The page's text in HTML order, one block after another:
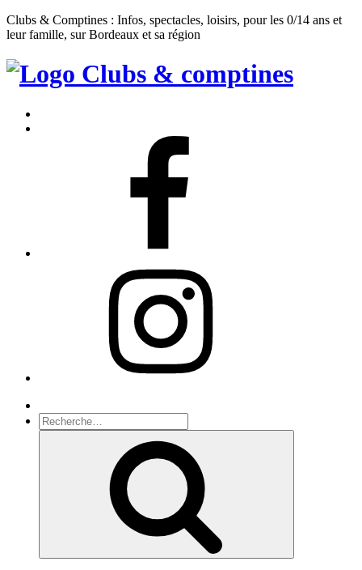
Clubs & Comptines : Infos, spectacles, loisirs, pour les 0/14 ans et
leur famille, sur Bordeaux et sa région
Clubs
Comptines
Recherche
pour